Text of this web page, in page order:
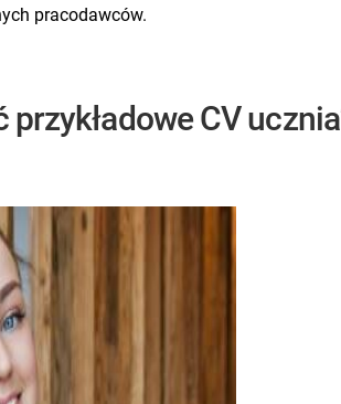
pracodawców.
CV